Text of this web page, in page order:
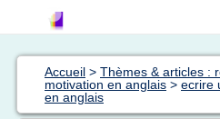
Accueil > Thèmes & articles :
motivation en anglais > ecrire
en anglais